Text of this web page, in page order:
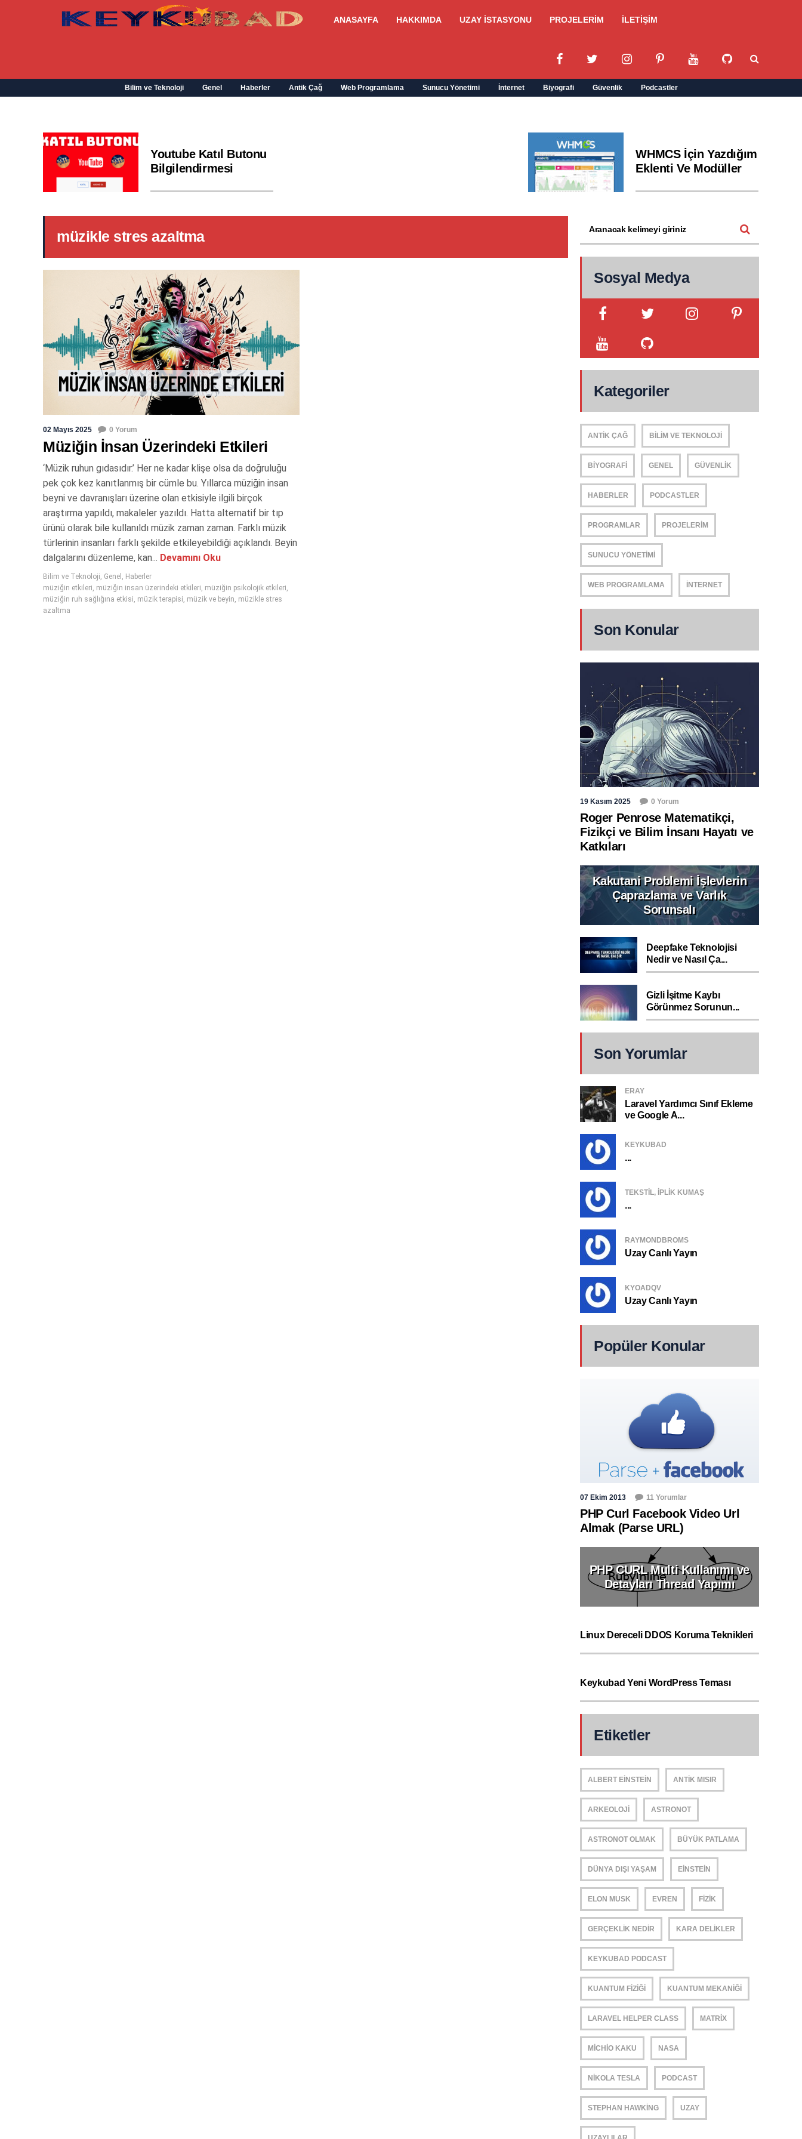
ANASAYFA HAKKIMDA UZAY İSTASYONU PROJELERİM İLETİŞİM
Bilim ve Teknoloji Genel Haberler Antik Çağ Web Programlama Sunucu Yönetimi İnternet Biyografi Güvenlik Podcastler
Youtube Katıl Butonu
Bilgilendirmesi
WHMCS İçin Yazdığım
Eklenti Ve Modüller
müzikle stres azaltma
02 Mayıs 2025 0 Yorum
Müziğin İnsan Üzerindeki Etkileri
‘Müzik ruhun gıdasıdır.’ Her ne kadar klişe olsa da doğruluğu
pek çok kez kanıtlanmış bir cümle bu. Yıllarca müziğin insan
beyni ve davranışları üzerine olan etkisiyle ilgili birçok
araştırma yapıldı, makaleler yazıldı. Hatta alternatif bir tıp
ürünü olarak bile kullanıldı müzik zaman zaman. Farklı müzik
türlerinin insanları farklı şekilde etkileyebildiği açıklandı. Beyin
dalgalarını düzenleme, kan... Devamını Oku
Bilim ve Teknoloji, Genel , Haberler
müziğin etkileri, müziğin insan üzerindeki etkileri, müziğin psikolojik etkileri,
müziğin ruh sağlığına etkisi, müzik terapisi, müzik ve beyin, müzikle stres
azaltma
Sosyal Medya
Kategoriler
ANTIK ÇAĞ BILIM VE TEKNOLOJI
BIYOGRAFI GENEL GÜVENLIK
HABERLER PODCASTLER
PROGRAMLAR PROJELERIM
SUNUCU YÖNETIMI
WEB PROGRAMLAMA İNTERNET
Son Konular
19 Kasım 2025 0 Yorum
Roger Penrose Matematikçi,
Fizikçi ve Bilim İnsanı Hayatı ve
Katkıları
Kakutani Problemi İşlevlerin
Çaprazlama ve Varlık
Sorunsalı
Deepfake Teknolojisi
Nedir ve Nasıl Ça...
Gizli İşitme Kaybı
Görünmez Sorunun...
Son Yorumlar
ERAY
Laravel Yardımcı Sınıf Ekleme
ve Google A...
KEYKUBAD
...
TEKSTIL, IPLIK KUMAŞ
...
RAYMONDBROMS
Uzay Canlı Yayın
KYOADQV
Uzay Canlı Yayın
Popüler Konular
07 Ekim 2013 11 Yorumlar
PHP Curl Facebook Video Url
Almak (Parse URL)
PHP CURL Multi Kullanımı ve
Detayları Thread Yapımı
Linux Dereceli DDOS Koruma Teknikleri
Keykubad Yeni WordPress Teması
Etiketler
ALBERT EINSTEIN ANTIK MISIR
ARKEOLOJI ASTRONOT
ASTRONOT OLMAK BÜYÜK PATLAMA
DÜNYA DIŞI YAŞAM EINSTEIN
ELON MUSK EVREN FIZIK
GERÇEKLIK NEDIR KARA DELIKLER
KEYKUBAD PODCAST
KUANTUM FIZIĞI KUANTUM MEKANIĞI
LARAVEL HELPER CLASS MATRIX
MICHIO KAKU NASA
NIKOLA TESLA PODCAST
STEPHAN HAWKING UZAY